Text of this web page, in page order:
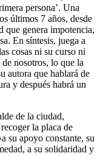
persona’. Una
últimos 7 años, desde
que genera impotencia,
En síntesis, juega a
cosas ni su curso ni
nosotros, lo que la
autora que hablará de
y después habrá un
de la ciudad,
la placa de
su apoyo constante, su
a su solidaridad y